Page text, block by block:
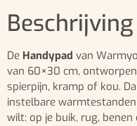
Beschrijving
De Handypad van
van 60×30 cm,
spierpijn, kramp of kou.
instelbare
wilt: op je buik, rug,